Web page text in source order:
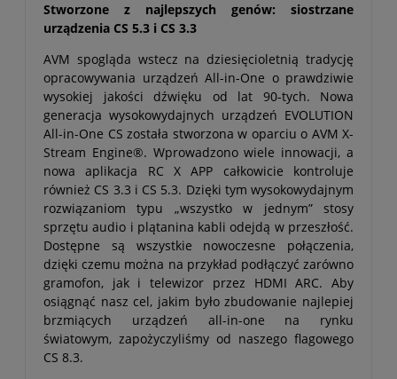
Stworzone z najlepszych genów: siostrzane
urządzenia CS 5.3 i CS 3.3
AVM spogląda wstecz na dziesięcioletnią tradycję
opracowywania urządzeń All-in-One o prawdziwie
wysokiej jakości dźwięku od lat 90-tych. Nowa
generacja wysokowydajnych urządzeń EVOLUTION
All-in-One CS została stworzona w oparciu o AVM X-
Stream Engine®. Wprowadzono wiele innowacji, a
nowa aplikacja RC X APP całkowicie kontroluje
również CS 3.3 i CS 5.3. Dzięki tym wysokowydajnym
rozwiązaniom typu „wszystko w jednym” stosy
sprzętu audio i plątanina kabli odejdą w przeszłość.
Dostępne są wszystkie nowoczesne połączenia,
dzięki czemu można na przykład podłączyć zarówno
gramofon, jak i telewizor przez HDMI ARC. Aby
osiągnąć nasz cel, jakim było zbudowanie najlepiej
brzmiących urządzeń all-in-one na rynku
światowym, zapożyczyliśmy od naszego flagowego
CS 8.3.